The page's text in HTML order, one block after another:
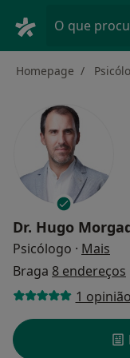
O que
Homepage
Dr. Hugo
Psicólogo · Mais
Braga 8 endereços
1 opinião